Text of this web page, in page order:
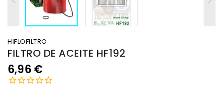
HIFLOFILTRO
FILTRO DE ACEITE HF192
6,96 €